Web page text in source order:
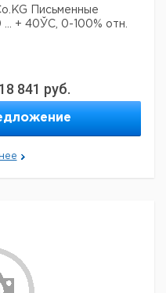
Письменные
+ 40ЎC, 0-100% отн.
18 841 руб.